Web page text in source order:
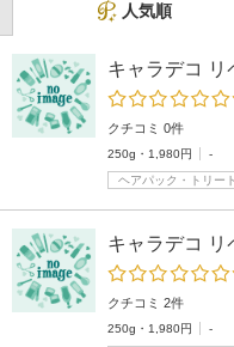
人気順
キャラデコ リ
クチコミ 0件
250g・1,980円
-
ヘアパック・トリー
キャラデコ リ
クチコミ 2件
250g・1,980円
-